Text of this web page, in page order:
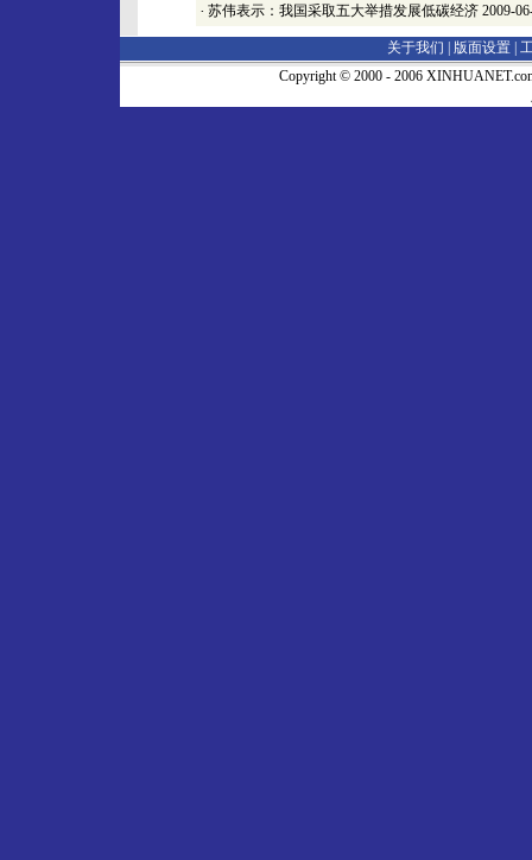
· 苏伟表示：我国采取五大举措发展低碳经济 2009-
关于我们 | 版面设置
Copyright © 2000 - 2006